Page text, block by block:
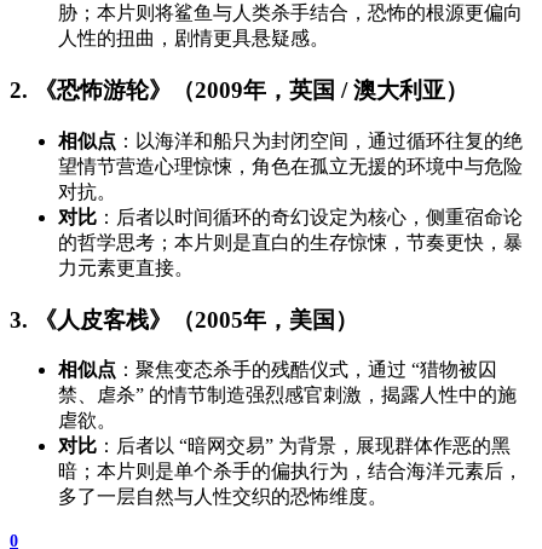
胁；本片则将鲨鱼与人类杀手结合，恐怖的根源更偏向
人性的扭曲，剧情更具悬疑感。
2. 《恐怖游轮》（2009年，英国 / 澳大利亚）
相似点 ：以海洋和船只为封闭空间，通过循环往复的绝
望情节营造心理惊悚，角色在孤立无援的环境中与危险
对抗。
对比 ：后者以时间循环的奇幻设定为核心，侧重宿命论
的哲学思考；本片则是直白的生存惊悚，节奏更快，暴
力元素更直接。
3. 《人皮客栈》（2005年，美国）
相似点 ：聚焦变态杀手的残酷仪式，通过 “猎物被囚
禁、虐杀” 的情节制造强烈感官刺激，揭露人性中的施
虐欲。
对比 ：后者以 “暗网交易” 为背景，展现群体作恶的黑
暗；本片则是单个杀手的偏执行为，结合海洋元素后，
多了一层自然与人性交织的恐怖维度。
0